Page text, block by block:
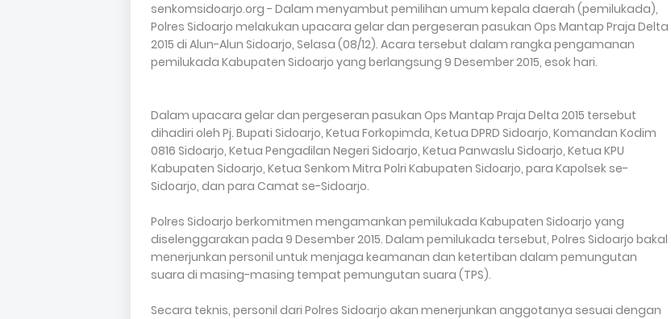
senkomsidoarjo.org - Dalam menyambut pemilihan umum kepala daerah (pemilukada),
Polres Sidoarjo melakukan upacara gelar dan pergeseran pasukan Ops Mantap Praja Delta
2015 di Alun-Alun Sidoarjo, Selasa (08/12). Acara tersebut dalam rangka pengamanan
pemilukada Kabupaten Sidoarjo yang berlangsung 9 Desember 2015, esok hari.
Dalam upacara gelar dan pergeseran pasukan Ops Mantap Praja Delta 2015 tersebut
dihadiri oleh Pj. Bupati Sidoarjo, Ketua Forkopimda, Ketua DPRD Sidoarjo, Komandan Kodim
0816 Sidoarjo, Ketua Pengadilan Negeri Sidoarjo, Ketua Panwaslu Sidoarjo, Ketua KPU
Kabupaten Sidoarjo, Ketua Senkom Mitra Polri Kabupaten Sidoarjo, para Kapolsek se-
Sidoarjo, dan para Camat se-Sidoarjo.
Polres Sidoarjo berkomitmen mengamankan pemilukada Kabupaten Sidoarjo yang
diselenggarakan pada 9 Desember 2015. Dalam pemilukada tersebut, Polres Sidoarjo bakal
menerjunkan personil untuk menjaga keamanan dan ketertiban dalam pemungutan
suara di masing-masing tempat pemungutan suara (TPS).
Secara teknis, personil dari Polres Sidoarjo akan menerjunkan anggotanya sesuai dengan